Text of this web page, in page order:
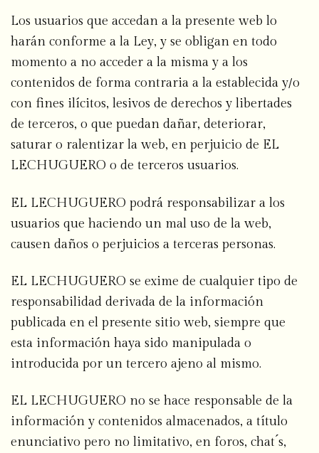
Los usuarios que accedan a la presente web lo
harán conforme a la Ley, y se obligan en todo
momento a no acceder a la misma y a los
contenidos de forma contraria a la establecida y/o
con fines ilícitos, lesivos de derechos y libertades
de terceros, o que puedan dañar, deteriorar,
saturar o ralentizar la web, en perjuicio de EL
LECHUGUERO o de terceros usuarios.
EL LECHUGUERO podrá responsabilizar a los
usuarios que haciendo un mal uso de la web,
causen daños o perjuicios a terceras personas.
EL LECHUGUERO se exime de cualquier tipo de
responsabilidad derivada de la información
publicada en el presente sitio web, siempre que
esta información haya sido manipulada o
introducida por un tercero ajeno al mismo.
EL LECHUGUERO no se hace responsable de la
información y contenidos almacenados, a título
enunciativo pero no limitativo, en foros, chat ́s,